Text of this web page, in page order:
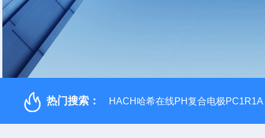
热门搜索： HACH哈希在线PH复合电极PC1R1A